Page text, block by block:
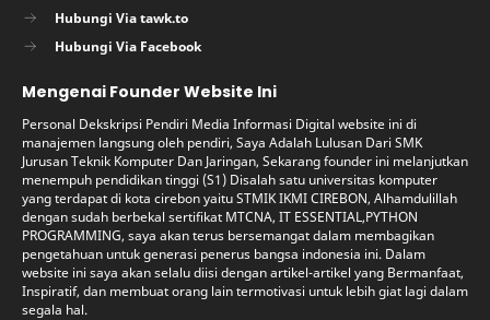
Hubungi Via tawk.to
Hubungi Via Facebook
Mengenai Founder Website Ini
Personal Dekskripsi Pendiri Media Informasi Digital website ini di
manajemen langsung oleh pendiri, Saya Adalah Lulusan Dari SMK
Jurusan Teknik Komputer Dan Jaringan, Sekarang founder ini melanjutkan
menempuh pendidikan tinggi (S1) Disalah satu universitas komputer
yang terdapat di kota cirebon yaitu STMIK IKMI CIREBON, Alhamdulillah
dengan sudah berbekal sertifikat MTCNA, IT ESSENTIAL,PYTHON
PROGRAMMING, saya akan terus bersemangat dalam membagikan
pengetahuan untuk generasi penerus bangsa indonesia ini. Dalam
website ini saya akan selalu diisi dengan artikel-artikel yang Bermanfaat,
Inspiratif, dan membuat orang lain termotivasi untuk lebih giat lagi dalam
segala hal.